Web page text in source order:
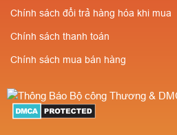
Chính sách đổi trả hàng hóa khi mua
Chính sách thanh toán
Chính sách mua bán hàng